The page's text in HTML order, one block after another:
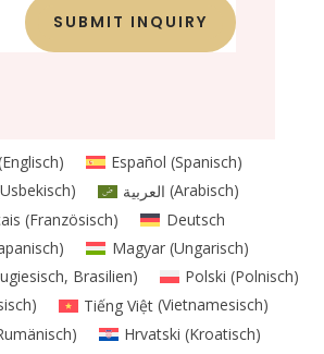
SUBMIT INQUIRY
Englisch) Español (Spanisch)
Usbekisch) العربية (Arabisch)
(Französisch)
Deutsch
) Magyar(Ungarisch)
Brasilien) Polski (Polnisch)
) Tiếng Việt (Vietnamesisch)
) Hrvatski (Kroatisch)